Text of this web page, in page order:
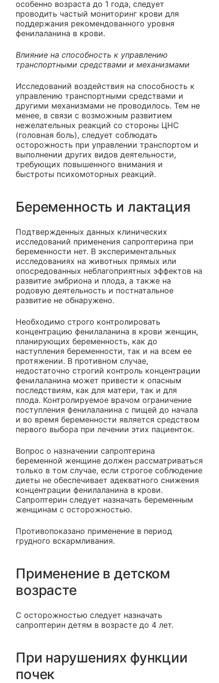
особенно возраста до 1 года, следует
проводить частый мониторинг крови для
поддержания рекомендованного уровня
фенилаланина в крови.
Влияние на способность к управлению
транспортными средствами и механизмами
Исследований воздействия на способность к
управлению транспортными средствами и
другими механизмами не проводилось. Тем не
менее, в связи с возможным развитием
нежелательных реакций со стороны ЦНС
(головная боль), следует соблюдать
осторожность при управлении транспортом и
выполнении других видов деятельности,
требующих повышенного внимания и
быстроты психомоторных реакций.
Беременность и лактация
Подтвержденных данных клинических
исследований применения сапроптерина при
беременности нет. В экспериментальных
исследованиях на животных прямых или
опосредованных неблагоприятных эффектов на
развитие эмбриона и плода, а также на
родовую деятельность и постнатальное
развитие не обнаружено.
Необходимо строго контролировать
концентрацию фенилаланина в крови женщин,
планирующих беременность, как до
наступления беременности, так и на всем ее
протяжении. В противном случае,
недостаточно строгий контроль концентрации
фенилаланина может привести к опасным
последствиям, как для матери, так и для
плода. Контролируемое врачом ограничение
поступления фенилаланина с пищей до начала
и во время беременности является средством
первого выбора при лечении этих пациенток.
Вопрос о назначении сапроптерина
беременной женщине должен рассматриваться
только в том случае, если строгое соблюдение
диеты не обеспечивает адекватного снижения
концентрации фенилаланина в крови.
Сапроптерин следует назначать беременным
женщинам с осторожностью.
Противопоказано применение в период
грудного вскармливания.
Применение в детском
возрасте
С осторожностью следует назначать
сапроптерин детям в возрасте до 4 лет.
При нарушениях функции
почек